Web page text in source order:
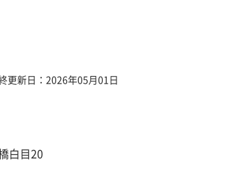
更新日：2026年05月01日
白目20